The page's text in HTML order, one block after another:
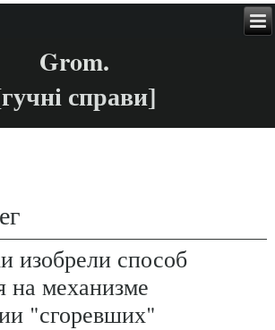
Grom.
справи]
изобрели способ
на механизме
"сгоревших"